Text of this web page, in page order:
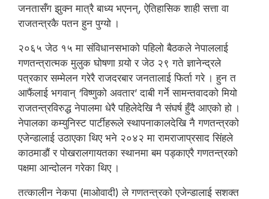
जनतासँग झुक्न मात्रै बाध्य भएनन्, ऐतिहासिक शाही सत्ता वा
राजतन्त्रकै पतन हुन पुग्यो ।
२०६५ जेठ १५ मा संविधानसभाको पहिलो बैठकले नेपाललाई
गणतन्त्रात्मक मुलुक घोषणा गर्‍यो र जेठ २९ गते ज्ञानेन्द्रले
पत्रकार सम्मेलन गरेरै राजदरबार जनतालाई फिर्ता गरे । हुन त
आफैंलाई भगवान् ‘विष्णुको अवतार’ दाबी गर्ने सामन्तवादको मियो
राजतन्त्रविरुद्ध नेपालमा धेरै पहिलेदेखि नै संघर्ष हुँदै आएको हो ।
नेपालका कम्युनिस्ट पार्टीहरूले स्थापनाकालदेखि नै गणतन्त्रको
एजेन्डालाई उठाएका थिए भने २०४२ मा रामराजाप्रसाद सिंहले
काठमाडौं र पोखरालगायतका स्थानमा बम पड्काएरै गणतन्त्रको
पक्षमा आन्दोलन गरेका थिए ।
तत्कालीन नेकपा (माओवादी) ले गणतन्त्रको एजेन्डालाई सशक्त